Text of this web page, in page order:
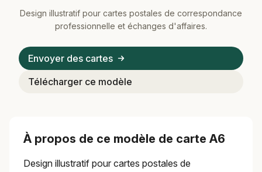
Design illustratif pour cartes postales de correspondance
professionnelle et échanges d'affaires.
Envoyer des cartes
Télécharger ce modèle
À propos de ce modèle de carte A6
Design illustratif pour cartes postales de